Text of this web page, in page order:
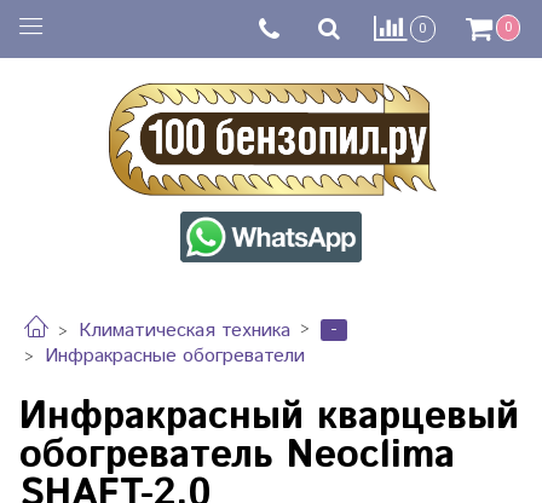
0 0
Климатическая техника
-
Инфракрасные обогреватели
Инфракрасный кварцевый
обогреватель Neoclima